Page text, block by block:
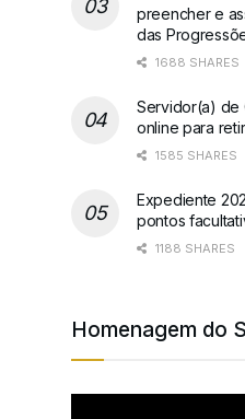
preencher e
das
1688 SHARES
Servidor(a) de
online para
1585 SHARES
Expediente
pontos
1188 SHARES
Homenagem do